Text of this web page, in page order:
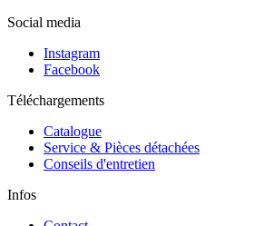
Social media
Instagram
Facebook
Téléchargements
Catalogue
Service & Pièces détachées
Conseils d'entretien
Infos